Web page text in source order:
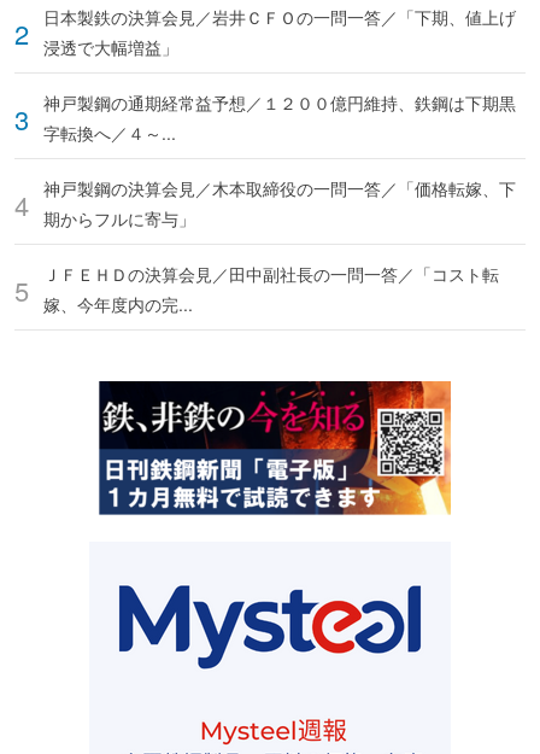
日本製鉄の決算会見／岩井ＣＦＯの一問一答／「下期、値上げ
浸透で大幅増益」
神戸製鋼の通期経常益予想／１２００億円維持、鉄鋼は下期黒
字転換へ／４～...
神戸製鋼の決算会見／木本取締役の一問一答／「価格転嫁、下
期からフルに寄与」
ＪＦＥＨＤの決算会見／田中副社長の一問一答／「コスト転
嫁、今年度内の完...